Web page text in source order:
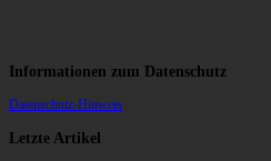
Informationen zum Datenschutz
Datenschutz-Hinweis
Letzte Artikel